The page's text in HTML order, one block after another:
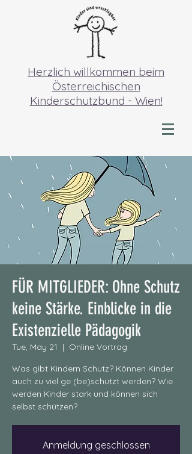
Herzlich willkommen beim
Österreichischen
Kinderschutzbund - Wien!
FÜR MITGLIEDER: Ohne Schutz
keine Stärke. Einblicke in die
Existenzielle Pädagogik
Tue, May 21
  |
Online Vortrag
Was gibt Kindern Schutz? Können Kinder
auch zu viel ge (be)schützt werden? Wie
werden Kinder stark und können sich
selbst schützen?
Anmeldung geschlossen